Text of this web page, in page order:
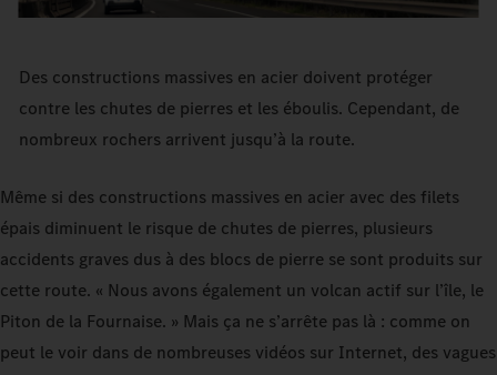
Des constructions massives en acier doivent protéger
contre les chutes de pierres et les éboulis. Cependant, de
nombreux rochers arrivent jusqu’à la route.
Même si des constructions massives en acier avec des filets
épais diminuent le risque de chutes de pierres, plusieurs
accidents graves dus à des blocs de pierre se sont produits sur
cette route. « Nous avons également un volcan actif sur l’île, le
Piton de la Fournaise. » Mais ça ne s’arrête pas là : comme on
peut le voir dans de nombreuses vidéos sur Internet, des vagues